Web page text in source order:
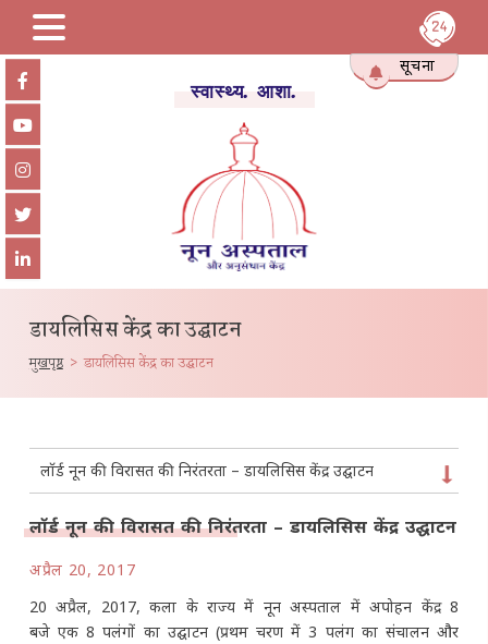
Skip
content
सूचना
डायलिसिस केंद्र का उद्घाटन
मुखपृष्ठ> डायलिसिस केंद्र का उद्घाटन
लॉर्ड नून की विरासत की निरंतरता – डायलिसिस केंद्र उद्घाटन
लॉर्ड नून की विरासत की निरंतरता – डायलिसिस केंद्र उद्घाटन
अप्रैल 20, 2017
20 अप्रैल, 2017, कला के राज्य में नून अस्पताल में अपोहन केंद्र 8
बजे एक 8 पलंगों का उद्घाटन (प्रथम चरण में 3 पलंग का संचालन और
स्वास्थ्य. आशा.